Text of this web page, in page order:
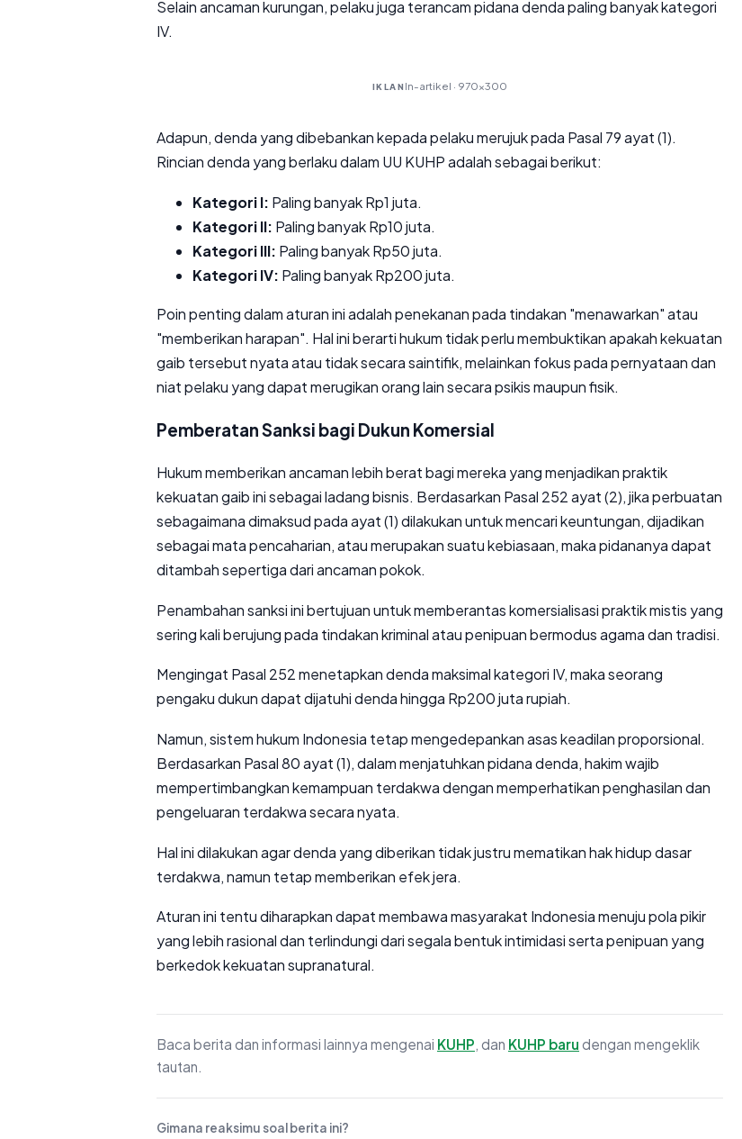
Selain ancaman kurungan, pelaku juga terancam pidana denda paling banyak kategori
IV.
IKLAN In-artikel · 970×300
Adapun, denda yang dibebankan kepada pelaku merujuk pada Pasal 79 ayat (1).
Rincian denda yang berlaku dalam UU KUHP adalah sebagai berikut:
Kategori I: Paling banyak Rp1 juta.
Kategori II: Paling banyak Rp10 juta.
Kategori III: Paling banyak Rp50 juta.
Kategori IV: Paling banyak Rp200 juta.
Poin penting dalam aturan ini adalah penekanan pada tindakan "menawarkan" atau
"memberikan harapan". Hal ini berarti hukum tidak perlu membuktikan apakah kekuatan
gaib tersebut nyata atau tidak secara saintifik, melainkan fokus pada pernyataan dan
niat pelaku yang dapat merugikan orang lain secara psikis maupun fisik.
Pemberatan Sanksi bagi Dukun Komersial
Hukum memberikan ancaman lebih berat bagi mereka yang menjadikan praktik
kekuatan gaib ini sebagai ladang bisnis. Berdasarkan Pasal 252 ayat (2), jika perbuatan
sebagaimana dimaksud pada ayat (1) dilakukan untuk mencari keuntungan, dijadikan
sebagai mata pencaharian, atau merupakan suatu kebiasaan, maka pidananya dapat
ditambah sepertiga dari ancaman pokok.
Penambahan sanksi ini bertujuan untuk memberantas komersialisasi praktik mistis yang
sering kali berujung pada tindakan kriminal atau penipuan bermodus agama dan tradisi.
Mengingat Pasal 252 menetapkan denda maksimal kategori IV, maka seorang
pengaku dukun dapat dijatuhi denda hingga Rp200 juta rupiah.
Namun, sistem hukum Indonesia tetap mengedepankan asas keadilan proporsional.
Berdasarkan Pasal 80 ayat (1), dalam menjatuhkan pidana denda, hakim wajib
mempertimbangkan kemampuan terdakwa dengan memperhatikan penghasilan dan
pengeluaran terdakwa secara nyata.
Hal ini dilakukan agar denda yang diberikan tidak justru mematikan hak hidup dasar
terdakwa, namun tetap memberikan efek jera.
Aturan ini tentu diharapkan dapat membawa masyarakat Indonesia menuju pola pikir
yang lebih rasional dan terlindungi dari segala bentuk intimidasi serta penipuan yang
berkedok kekuatan supranatural.
Baca berita dan informasi lainnya mengenai KUHP, dan KUHP baru dengan mengeklik
tautan.
Gimana reaksimu soal berita ini?